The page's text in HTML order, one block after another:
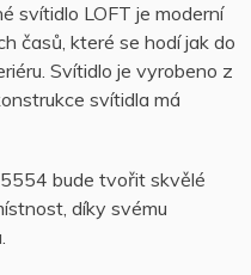
svítidlo LOFT je moderní
časů, které se hodí jak do
Svítidlo je vyrobeno z
svítidla má
bude tvořit skvělé
díky svému